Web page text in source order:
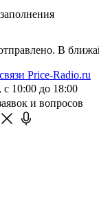
В
с 10:00 до 18:00
и вопросов